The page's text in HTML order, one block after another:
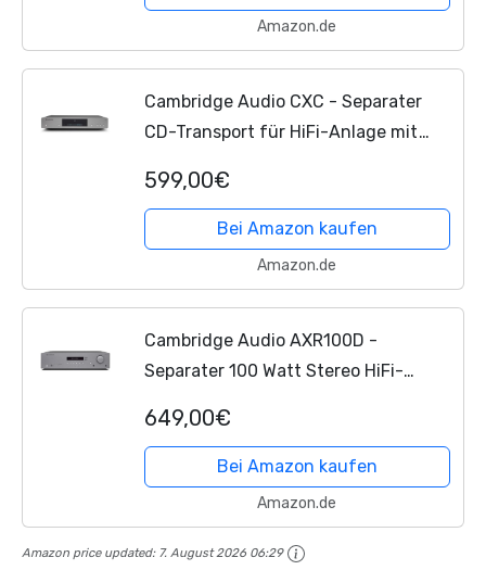
Amazon.de
Cambridge Audio CXC - Separater
CD-Transport für HiFi-Anlage mit
speziellem S3-Servo in einem
akustisch gedämpften Metallgehäuse
-...
599,00€
Bei Amazon kaufen
Amazon.de
Cambridge Audio AXR100D -
Separater 100 Watt Stereo HiFi-
Dab/FM Radio und Bluetooth 5.0 -
Mondgrau
649,00€
Bei Amazon kaufen
Amazon.de
Amazon price updated: 7. August 2026 06:29